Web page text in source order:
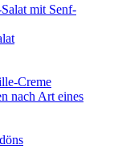
mit Senf-
Creme
nach Art eines